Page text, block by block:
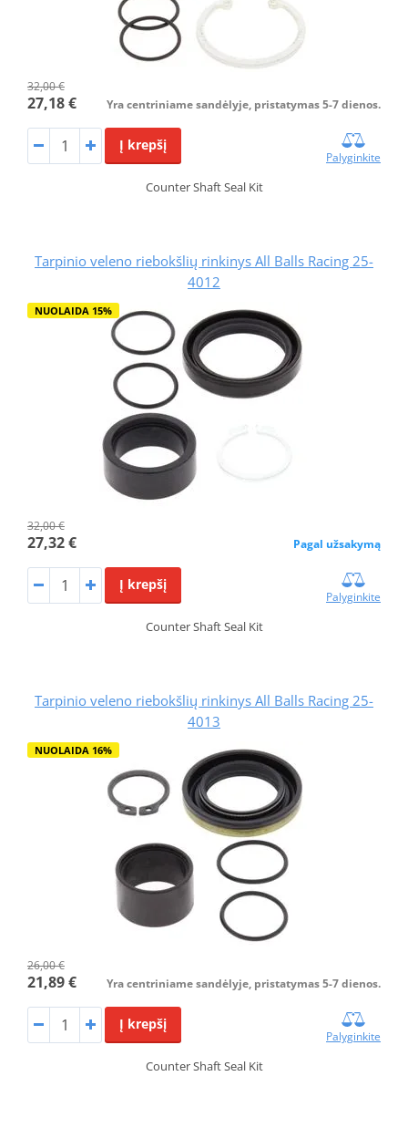
32,00 €
27,18 € Yra centriniame sandėlyje, pristatymas 5-7 dienos.
Į krepšį
Palyginkite
Counter Shaft Seal Kit
Tarpinio veleno riebokšlių rinkinys All Balls Racing 25-
4012
NUOLAIDA 15%
32,00 €
27,32 € Pagal užsakymą
Į krepšį
Palyginkite
Counter Shaft Seal Kit
Tarpinio veleno riebokšlių rinkinys All Balls Racing 25-
4013
NUOLAIDA 16%
26,00 €
21,89 € Yra centriniame sandėlyje, pristatymas 5-7 dienos.
Į krepšį
Palyginkite
Counter Shaft Seal Kit